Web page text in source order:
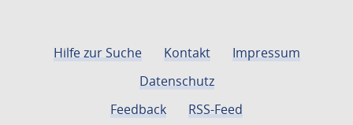
Hilfe zur Suche Kontakt
Impressum
Datenschutz
Feedback
RSS-Feed